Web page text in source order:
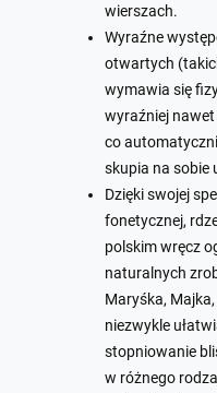
wierszach.
Wyraźne
otwartych
wymawia się
wyraźniej nawet
co
skupia na sobie
Dzięki swojej
fonetycznej,
polskim wręcz
naturalnych
Maryśka,
niezwykle
stopniowanie
w różnego